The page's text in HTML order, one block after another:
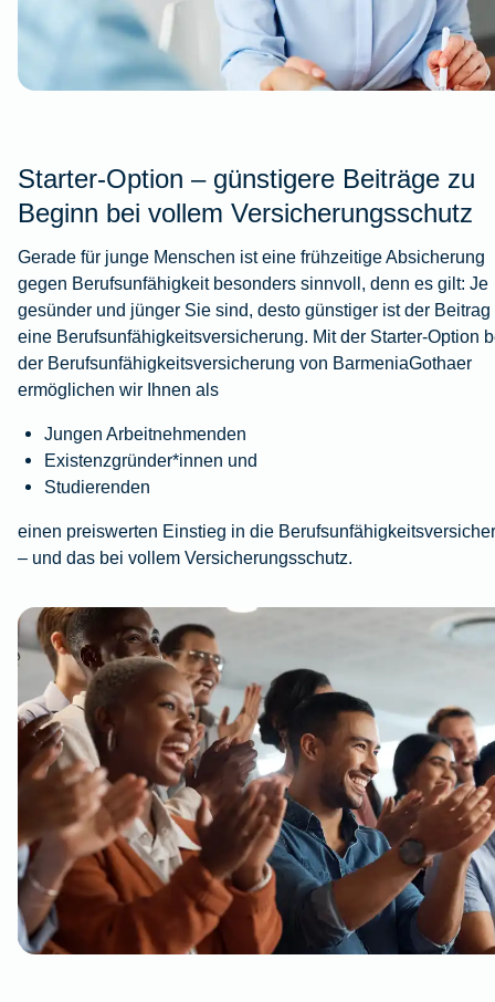
Starter-Option – günstigere Beiträge zu
Beginn bei vollem Versicherungsschutz
Gerade für junge Menschen ist eine frühzeitige Absicherung
gegen Berufsunfähigkeit besonders sinnvoll, denn es gilt: Je
gesünder und jünger Sie sind, desto günstiger ist der Beitrag
eine Berufsunfähigkeitsversicherung. Mit der Starter-Option
der Berufsunfähigkeitsversicherung von BarmeniaGothaer
ermöglichen wir Ihnen als
Jungen Arbeitnehmenden
Existenzgründer*innen und
Studierenden
einen preiswerten Einstieg in die
– und das bei vollem Versicherungsschutz.